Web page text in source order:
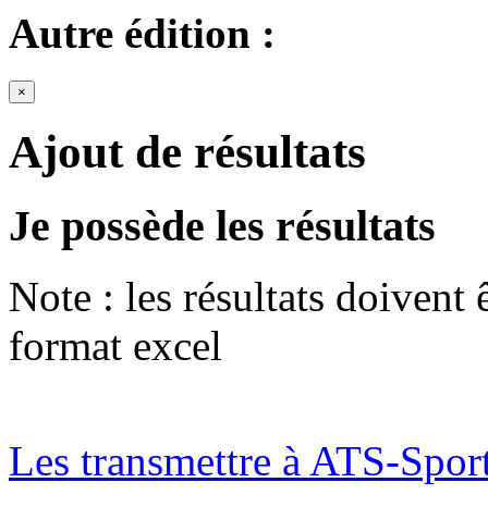
Autre édition :
×
Ajout de résultats
Je possède les résultats
Note : les résultats doivent
format excel
Les transmettre à ATS-